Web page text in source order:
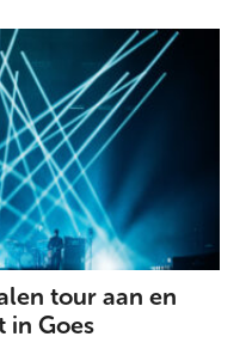
tour aan en
in Goes